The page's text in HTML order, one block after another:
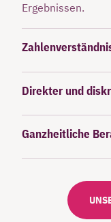
Ergebnissen.
Direkter und
Ganzheitliche